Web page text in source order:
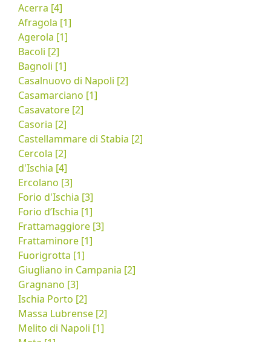
Acerra [4]
Afragola [1]
Agerola [1]
Bacoli [2]
Bagnoli [1]
Casalnuovo di Napoli [2]
Casamarciano [1]
Casavatore [2]
Casoria [2]
Castellammare di Stabia [2]
Cercola [2]
d'Ischia [4]
Ercolano [3]
Forio d'Ischia [3]
Forio d’Ischia [1]
Frattamaggiore [3]
Frattaminore [1]
Fuorigrotta [1]
Giugliano in Campania [2]
Gragnano [3]
Ischia Porto [2]
Massa Lubrense [2]
Melito di Napoli [1]